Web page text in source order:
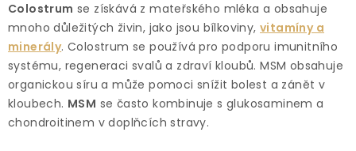
Colostrum se získává z mateřského mléka a obsahuje
mnoho důležitých živin, jako jsou bílkoviny, vitamíny a
minerály. Colostrum se používá pro podporu imunitního
systému, regeneraci svalů a zdraví kloubů. MSM obsahuje
organickou síru a může pomoci snížit bolest a zánět v
kloubech. MSM se často kombinuje s glukosaminem a
chondroitinem v doplňcích stravy.